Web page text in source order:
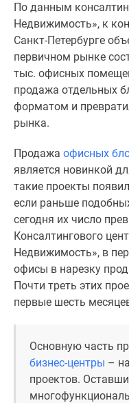
авторы
Машино-
места
Специальные
предложения
Апартаменты
Новостройки
карте
Готовые
новостройки
комнатные
ипотека
Покупателю
Новостройки
Санкт-
Петербурга
Видеообзор
По данным
Недвижимость», к
Санкт-Петербурге
первичном рынке
тыс. офисных
продажа отдельных
форматом и
рынка.
Продажа офисных
является новинкой
такие проекты
если раньше
сегодня их число
Консалтингового
Недвижимость», в
офисы в нарезку
Почти треть этих
первые шесть
Основную часть
бизнес-центры –
проектов.